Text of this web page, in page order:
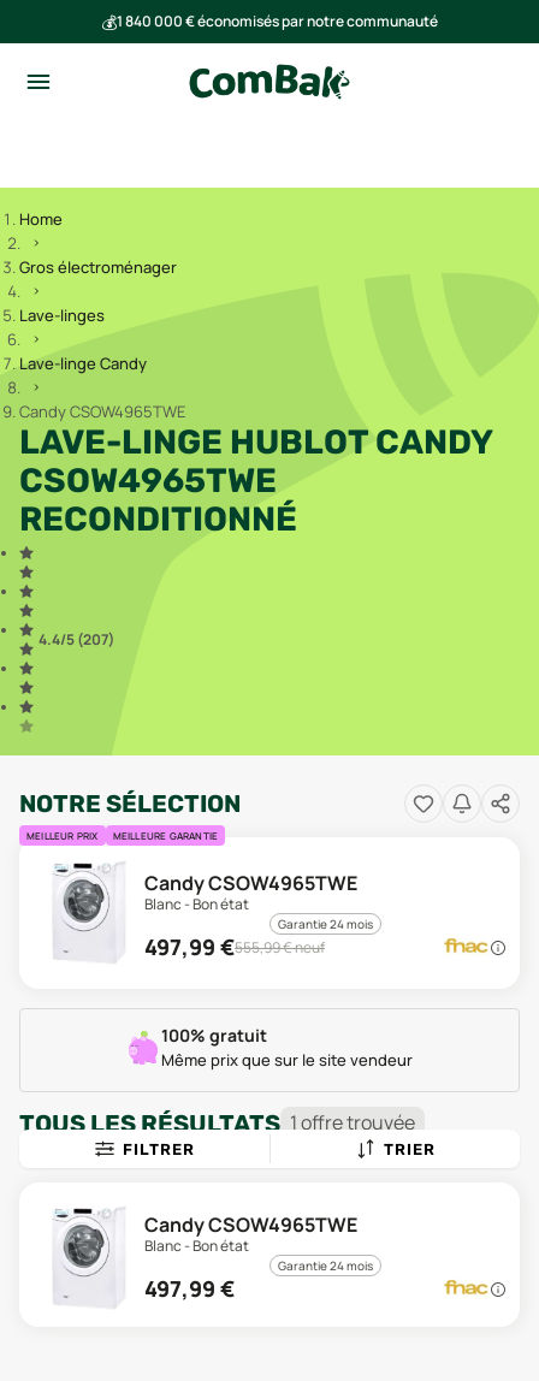
💰1 840 000 € économisés par notre communauté
Home
Gros électroménager
Lave-linges
Lave-linge Candy
Candy CSOW4965TWE
LAVE-LINGE HUBLOT CANDY
CSOW4965TWE
RECONDITIONNÉ
4.4/5 (207)
NOTRE SÉLECTION
MEILLEUR PRIX MEILLEURE GARANTIE
Candy CSOW4965TWE
Blanc - Bon état
Garantie 24 mois
497,99 €555,99€ neuf
100% gratuit
Même prix que sur le site vendeur
TOUS LES RÉSULTATS 1offretrouvée
FILTRER TRIER
Candy CSOW4965TWE
Blanc - Bon état
Garantie 24 mois
497,99 €